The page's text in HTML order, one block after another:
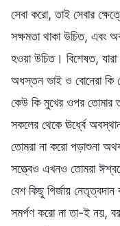
সেবা করো, তাই সেবার
সক্ষমতা থাকা উচিত, এবং
হওয়া উচিত। বিশেষত, যারা
অধস্তন ভাই ও বোনেরা কি
কেউ কি মুখের ওপর তোমার
সকলের থেকে ঊর্ধ্বে
তোমরা না করো পড়াশুনা
সত্ত্বেও এখনও তোমরা
বেশ কিছু গির্জায়
সমর্পণ করো না তা-ই নয়,